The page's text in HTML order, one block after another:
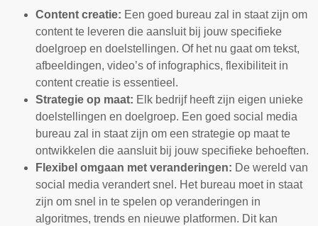
Content creatie: Een goed bureau zal in staat zijn om
content te leveren die aansluit bij jouw specifieke
doelgroep en doelstellingen. Of het nu gaat om tekst,
afbeeldingen, video’s of infographics, flexibiliteit in
content creatie is essentieel.
Strategie op maat: Elk bedrijf heeft zijn eigen unieke
doelstellingen en doelgroep. Een goed social media
bureau zal in staat zijn om een strategie op maat te
ontwikkelen die aansluit bij jouw specifieke behoeften.
Flexibel omgaan met veranderingen: De wereld van
social media verandert snel. Het bureau moet in staat
zijn om snel in te spelen op veranderingen in
algoritmes, trends en nieuwe platformen. Dit kan